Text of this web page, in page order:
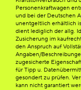
Personenkraftwagen
und bei der Deutschen
unentgeltlich erhältlich
dient lediglich der allg.
Zusicherung im
den Anspruch auf
Angaben/
zugesicherte
für Tipp u.
gesondert zu prüfen.
kann nicht garantiert